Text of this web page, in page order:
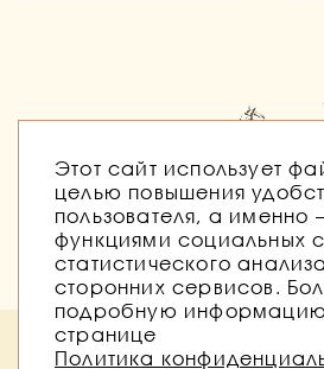
Политика безопасности
Согласие на обработку
Этот сайт использует
целью повышения
пользователя, а именно
функциями социальных
статистического
сторонних сервисов.
подробную информацию
странице
Политика